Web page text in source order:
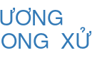
XỬ